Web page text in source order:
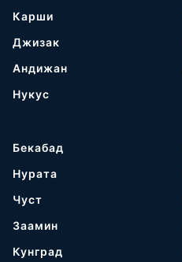
Карши
Джизак
Андижан
Нукус
Бекабад
Нурата
Чуст
Заамин
Кунград